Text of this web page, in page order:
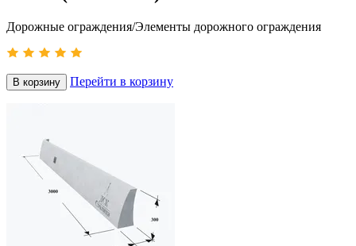
Дорожные ограждения/Элементы дорожного ограждения
В корзину Перейти в корзину